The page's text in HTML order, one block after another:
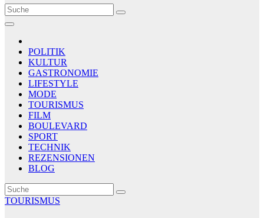
Le Matin
AGENCE DE PRESSE
POLITIK
KULTUR
GASTRONOMIE
LIFESTYLE
MODE
TOURISMUS
FILM
BOULEVARD
SPORT
TECHNIK
REZENSIONEN
BLOG
TOURISMUS